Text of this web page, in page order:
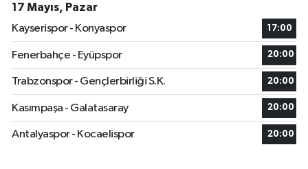
17 Mayıs, Pazar
Kayserispor - Konyaspor
17:00
Fenerbahçe - Eyüpspor 20:00
Trabzonspor - Gençlerbirliği S.K. 20:00
Kasımpaşa - Galatasaray 20:00
Antalyaspor - Kocaelispor 20:00